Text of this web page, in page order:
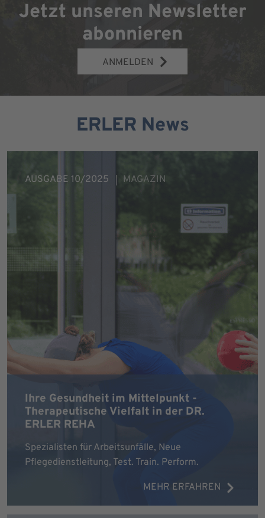
Jetzt unseren Newsletter
abonnieren
ANMELDEN
ERLER News
Ihre Gesundheit im Mittelpunkt -
Therapeutische Vielfalt in der DR.
ERLER REHA
Spezialisten für Arbeitsunfälle, Neue
Pflegedienstleitung, Test. Train. Perform.
MEHR ERFAHREN
AUSGABE 10/2025 MAGAZIN